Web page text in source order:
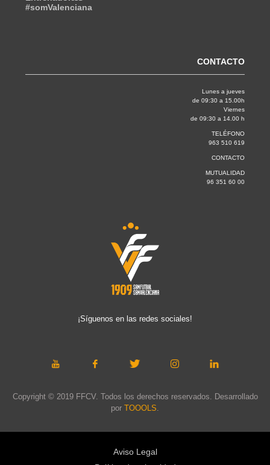
#somValenciana
CONTACTO
Lunes a jueves
de 09:30 a 15.00h
Viernes
de 09:30 a 14.00 h
TELÉFONO
963 510 619
CONTACTO
MUTUALIDAD
96 351 60 00
¡Síguenos en las redes sociales!
Copyright © 2019 FFCV. Todos los derechos reservados. Desarrollado
por TOOOLS.
Aviso Legal